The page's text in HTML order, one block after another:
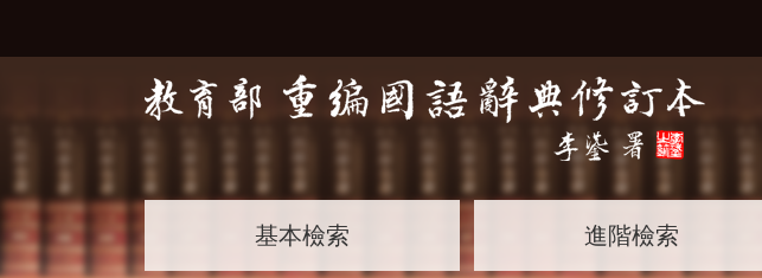
基本檢索 進階檢索